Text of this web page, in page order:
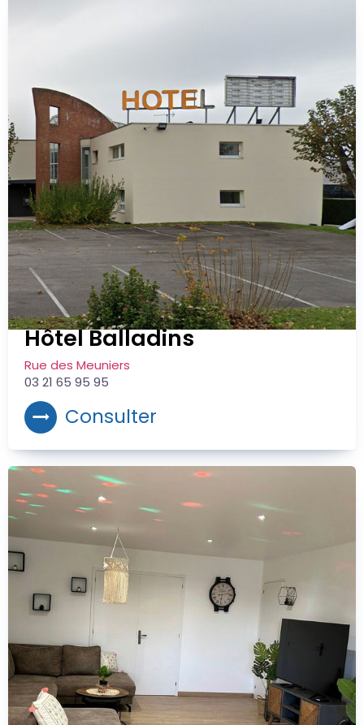
Hôtel Balladins
Rue des Meuniers
03 21 65 95 95
Consulter